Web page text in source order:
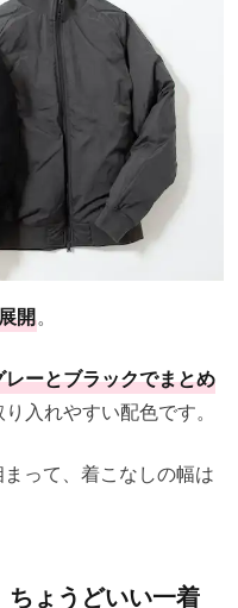
開。
レーとブラックでまとめ
入れやすい配色です。
って、着こなしの幅は
ょうどいい一着